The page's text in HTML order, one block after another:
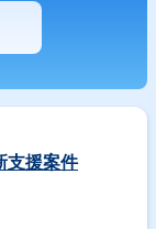
支援案件